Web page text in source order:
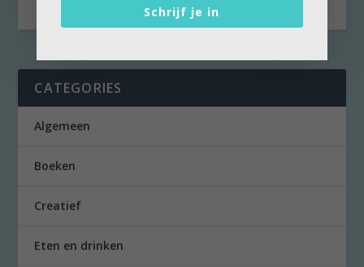
CATEGORIES
Algemeen
Boeken
Creatief
Eten en drinken
Schrijf je in